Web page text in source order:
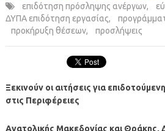
επιδότηση πρόσληψης ανέργων,
ΔΥΠΑ επιδότηση εργασίας,
προκήρυξη θέσεων, προσλήψεις
Ξεκινούν οι αιτήσεις για
στις Περιφέρειες
Ανατολικής Μακεδονίας και Θράκης,